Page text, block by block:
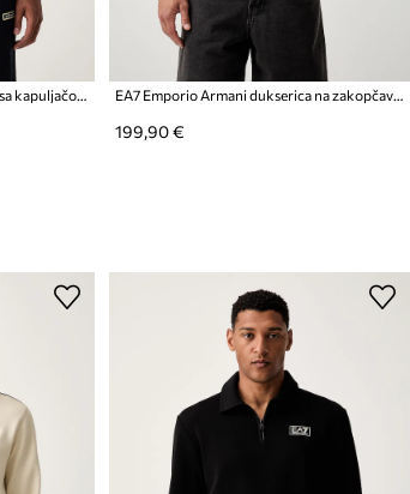
EA7 Emporio Armani dukserica sa kapuljačom za muškarce s pamukom EA7 Emporio Armani dukserica na zakopčavanje za muškarce
199,90 €